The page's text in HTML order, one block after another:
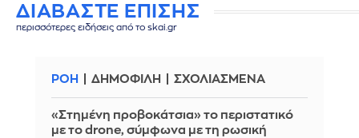
ΔΙΑΒΑΣΤΕ ΕΠΙΣΗΣ
περισσότερες ειδήσεις από το skai.gr
ΡΟΗ ΔΗΜΟΦΙΛΗ ΣΧΟΛΙΑΣΜΕΝΑ
«Στημένη προβοκάτσια» το περιστατικό
με το drone, σύμφωνα με τη ρωσική